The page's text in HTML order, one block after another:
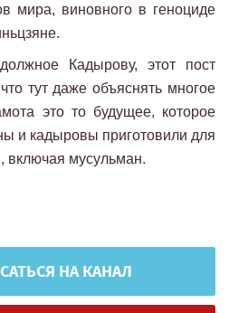
мира, виновного в геноциде
Кадырову, этот пост
тут даже объяснять многое
это то будущее, которое
и кадыровы приготовили для
включая мусульман.
НА КАНАЛ